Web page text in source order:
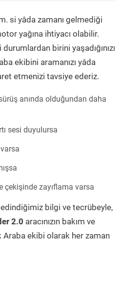
si yâda zamanı gelmediği
yağına ihtiyacı olabilir.
birini yaşadığınızı
ekibini aramanızı yâda
etmenizi tavsiye ederiz.
anında olduğundan daha
sesi duyulursa
çekişinde zayıflama varsa
edindiğimiz bilgi ve tecrübeyle,
2.0 aracınızın bakım ve
Araba ekibi olarak her zaman